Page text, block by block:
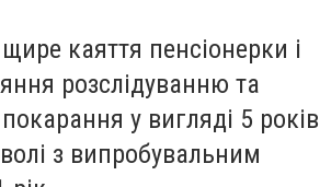
каяття пенсіонерки і
розслідуванню та
у вигляді 5 років
з випробувальним